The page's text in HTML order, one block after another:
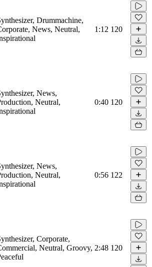
Drummachine,
News, Neutral,
1:12 120
News,
Neutral,
0:40 120
News,
Neutral,
0:56 122
Corporate,
Neutral, Groovy, 2:48 120